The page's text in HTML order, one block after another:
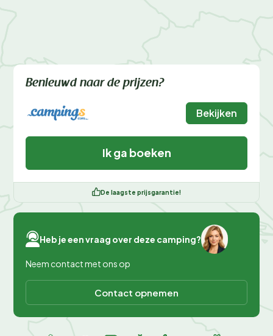
Benieuwd naar de prijzen?
Bekijken
Ik ga boeken
De laagste prijsgarantie!
Heb je een vraag over deze camping?
Neem contact met ons op
Contact opnemen